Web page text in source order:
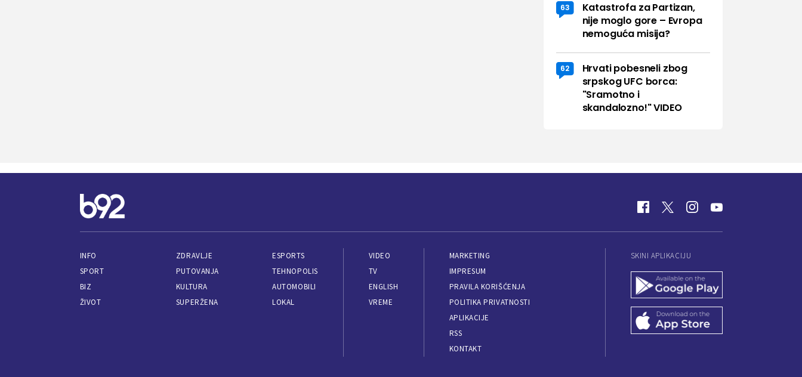
63
Katastrofa za Partizan,
nije moglo gore – Evropa
nemoguća misija?
62
Hrvati pobesneli zbog
srpskog UFC borca:
"Sramotno i
skandalozno!" VIDEO
INFO
SPORT
BIZ
ŽIVOT
ZDRAVLJE
PUTOVANJA
KULTURA
SUPERŽENA
ESPORTS
TEHNOPOLIS
AUTOMOBILI
LOKAL
VIDEO
TV
ENGLISH
VREME
MARKETING
IMPRESUM
PRAVILA KORIŠĆENJA
POLITIKA PRIVATNOSTI
APLIKACIJE
RSS
KONTAKT
SKINI APLIKACIJU